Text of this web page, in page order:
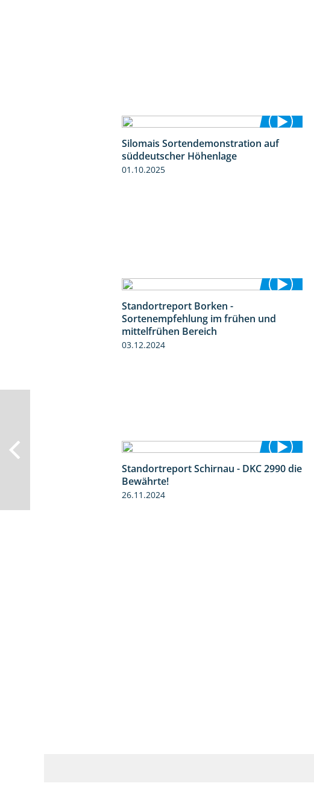
7:04
Silomais Sortendemonstration auf
süddeutscher Höhenlage
01.10.2025
Standortreport Borken -
Sortenempfehlung im frühen und
mittelfrühen Bereich
03.12.2024
2:14
Standortreport Schirnau - DKC 2990 die
Bewährte!
26.11.2024